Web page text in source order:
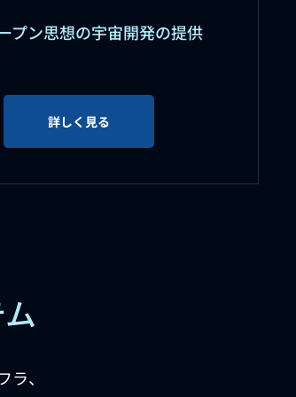
プン思想の宇宙開発の提供
詳しく見る
、